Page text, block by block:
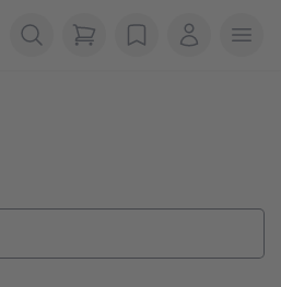
items in cart, view
wishlistMi cuenta